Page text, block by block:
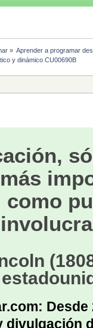
» Aprender a programar
y dinámico CU00690B
divulgación